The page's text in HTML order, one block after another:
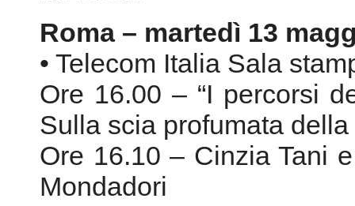
Roma – martedì 13
• Telecom Italia Sala
Ore 16.00 – “I percorsi
Sulla scia profumata
Ore 16.10 – Cinzia Tani
Mondadori